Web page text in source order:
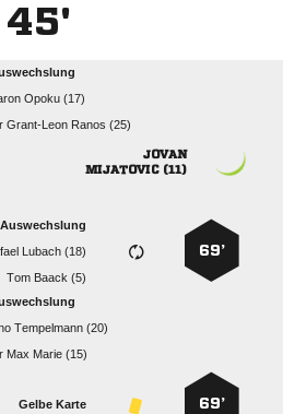
45'
 
  

 
69’
Auswechslung
 
  
 
  
69’
Gelbe Karte